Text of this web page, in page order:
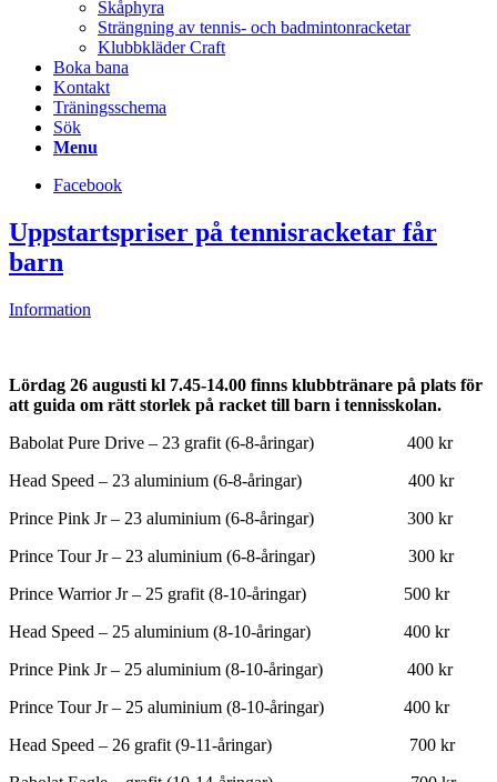
Skåphyra
Strängning av tennis- och badmintonracketar
Klubbkläder Craft
Boka bana
Kontakt
Träningsschema
Sök
Menu
Facebook
Uppstartspriser på tennisracketar får
barn
Information
Lördag 26 augusti kl 7.45-14.00 finns klubbtränare på plats för
att guida om rätt storlek på racket till barn i tennisskolan.
Babolat Pure Drive – 23 grafit (6-8-åringar) 400 kr
Head Speed – 23 aluminium (6-8-åringar) 400 kr
Prince Pink Jr – 23 aluminium (6-8-åringar) 300 kr
Prince Tour Jr – 23 aluminium (6-8-åringar) 300 kr
Prince Warrior Jr – 25 grafit (8-10-åringar) 500 kr
Head Speed – 25 aluminium (8-10-åringar) 400 kr
Prince Pink Jr – 25 aluminium (8-10-åringar) 400 kr
Prince Tour Jr – 25 aluminium (8-10-åringar) 400 kr
Head Speed – 26 grafit (9-11-åringar) 700 kr